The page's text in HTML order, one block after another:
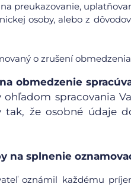
preukazovanie,
osoby, alebo z
o zrušení
obmedzenie
ohľadom spracovania
tak, že osobné
na splnenie
oznámil každému